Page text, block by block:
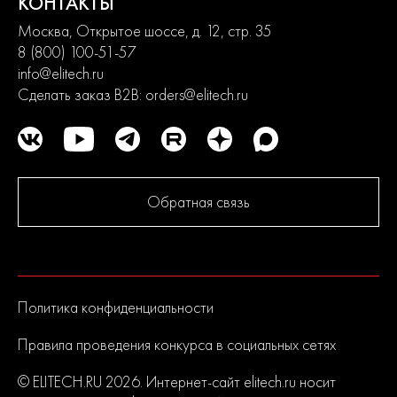
ELITECH известен в России как динамичный и активно
развивающийся бренд выпускающий продукцию
европейского качества. Политика компании в области
контроля качества является одной их приоритетных.
До серийного производства продукция проходит
состоит из сбалансированного ассортимента, способного
удовлетворить потребности от начинающих пользователей до
продвинутых. Продуманная конструкция узлов обеспечивает
Современный дизайн и превосходная эргономика
превращают любой рабочий процесс в удовольствие.
2 гарантии
Москва, Открытое шоссе, д. 12, стр. 35
8 (800) 100-51-57
info@elitech.ru
Сделать заказ B2B: orders@elitech.ru
Обратная связь
Политика конфиденциальности
Правила проведения конкурса в социальных сетях
© ELITECH.RU 2026. Интернет-сайт elitech.ru носит